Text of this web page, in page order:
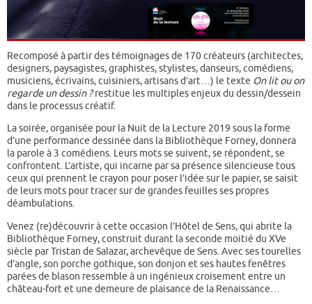
Recomposé à partir des témoignages de 170 créateurs (architectes,
designers, paysagistes, graphistes, stylistes, danseurs, comédiens,
musiciens, écrivains, cuisiniers, artisans d’art…) le texte On lit ou on
regarde un dessin ?restitue les multiples enjeux du dessin/dessein
dans le processus créatif.
La soirée, organisée pour la Nuit de la Lecture 2019 sous la forme
d’une performance dessinée dans la Bibliothèque Forney, donnera
la parole à 3 comédiens. Leurs mots se suivent, se répondent, se
confrontent. L’artiste, qui incarne par sa présence silencieuse tous
ceux qui prennent le crayon pour poser l’idée sur le papier, se saisit
de leurs mots pour tracer sur de grandes feuilles ses propres
déambulations.
Venez (re)découvrir à cette occasion l’Hôtel de Sens, qui abrite la
Bibliothèque Forney,construit durant la seconde moitié du XVe
siècle par Tristan de Salazar, archevêque de Sens. Avec ses tourelles
d’angle, son porche gothique, son donjon et ses hautes fenêtres
parées de blason ressemble à un ingénieux croisement entre un
château-fort et une demeure de plaisance de la Renaissance…